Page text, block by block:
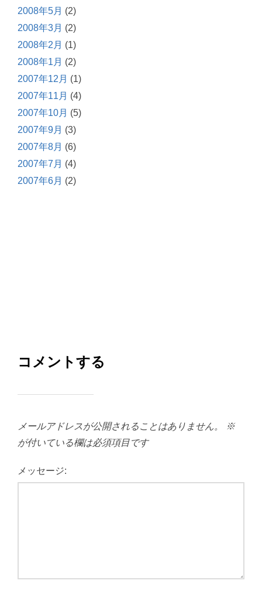
2008年5月 (2)
2008年3月 (2)
2008年2月 (1)
2008年1月 (2)
2007年12月 (1)
2007年11月 (4)
2007年10月 (5)
2007年9月 (3)
2007年8月 (6)
2007年7月 (4)
2007年6月 (2)
コメントする
メールアドレスが公開されることはありません。
※
が付いている欄は必須項目です
メッセージ: